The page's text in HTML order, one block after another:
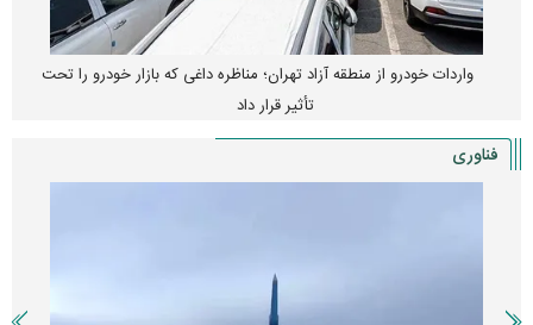
واردات خودرو از منطقه آزاد تهران؛ مناظره داغی که بازار خودرو را تحت
تأثیر قرار داد
فناوری